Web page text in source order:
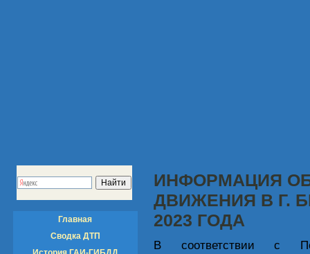
Главная
Сводка ДТП
ИНФОРМАЦИЯ
ДВИЖЕНИЯ В Г.
2023 ГОДА
В соответствии с